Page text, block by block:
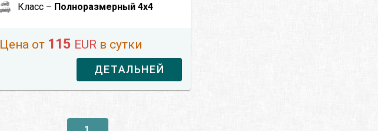
Класс – Полноразмерный 4x4
Цена от 115 EUR в сутки
ДЕТАЛЬНЕЙ